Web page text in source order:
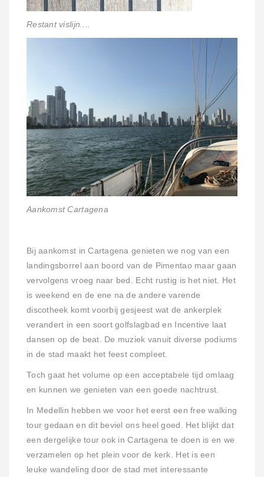
Restant vislijn....
Aankomst Cartagena
Bij aankomst in Cartagena genieten we nog van een
landingsborrel aan boord van de Pimentao maar gaan
vervolgens vroeg naar bed. Echt rustig is het niet. Het
is weekend en de ene na de andere varende
discotheek komt voorbij gesjeest wat de ankerplek
verandert in een soort golfslagbad en Incentive laat
dansen op de beat. De muziek vanuit diverse podiums
in de stad maakt het feest compleet.
Toch gaat het volume op een acceptabele tijd omlaag
en kunnen we genieten van een goede nachtrust.
In Medellin hebben we voor het eerst een free walking
tour gedaan en dit beviel ons heel goed. Het blijkt dat
een dergelijke tour ook in Cartagena te doen is en we
verzamelen op het plein voor de kerk. Het is een
leuke wandeling door de stad met interessante